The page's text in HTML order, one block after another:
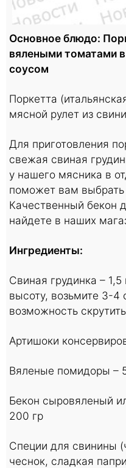
Основное блюдо:
вялеными томатами
соусом
Поркетта
мясной рулет из
Для приготовления
свежая свиная
у нашего мясника в
поможет вам выбрать
Качественный бекон
найдете в наших
Ингредиенты:
Свиная грудинка –
высоту, возьмите 3-
возможность
Артишоки
Вяленые помидоры –
Бекон сыровяленый
200 гр
Специи для свинины
чеснок, сладкая